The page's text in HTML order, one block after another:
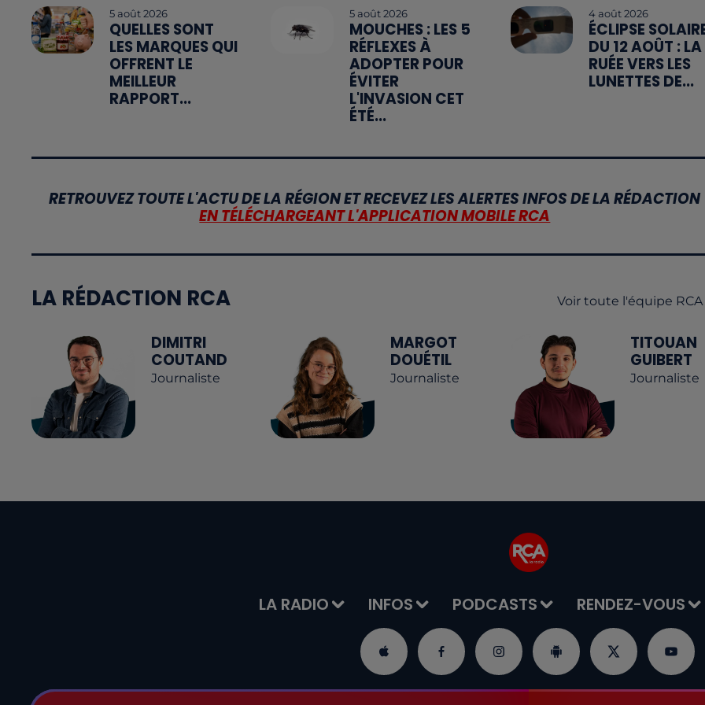
5 août 2026
QUELLES SONT
LES MARQUES QUI
OFFRENT LE
MEILLEUR
RAPPORT...
5 août 2026
MOUCHES : LES 5
RÉFLEXES À
ADOPTER POUR
ÉVITER
L'INVASION CET
ÉTÉ...
4 août 2026
ÉCLIPSE
DU 12 AOÛT : LA
RUÉE VERS LES
LUNETTES DE...
RETROUVEZ TOUTE L'ACTU DE LA RÉGION ET RECEVEZ LES ALERTES INFOS DE LA RÉDACTION
EN TÉLÉCHARGEANT L'APPLICATION MOBILE RCA
LA RÉDACTION RCA Voir toute l'équipe RCA
DIMITRI
COUTAND
Journaliste
MARGOT
DOUÉTIL
Journaliste
TITOUAN
GUIBERT
Journaliste
LA RADIO INFOS PODCASTS RENDEZ-VOUS